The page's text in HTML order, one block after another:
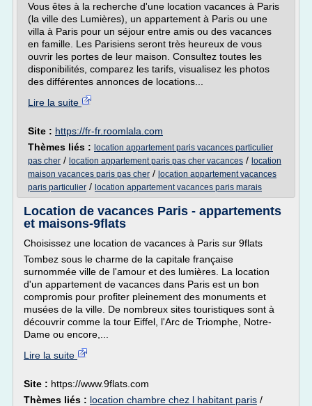
Vous êtes à la recherche d'une location vacances à Paris
(la ville des Lumières), un appartement à Paris ou une
villa à Paris pour un séjour entre amis ou des vacances
en famille. Les Parisiens seront très heureux de vous
ouvrir les portes de leur maison. Consultez toutes les
disponibilités, comparez les tarifs, visualisez les photos
des différentes annonces de locations...
Lire la suite
Site : https://fr-fr.roomlala.com
Thèmes liés : location appartement paris vacances particulier
pas cher / location appartement paris pas cher vacances / location
maison vacances paris pas cher / location appartement vacances
paris particulier / location appartement vacances paris marais
Location de vacances Paris - appartements
et maisons-9flats
Choisissez une location de vacances à Paris sur 9flats
Tombez sous le charme de la capitale française
surnommée ville de l'amour et des lumières. La location
d'un appartement de vacances dans Paris est un bon
compromis pour profiter pleinement des monuments et
musées de la ville. De nombreux sites touristiques sont à
découvrir comme la tour Eiffel, l'Arc de Triomphe, Notre-
Dame ou encore,...
Lire la suite
Site : https://www.9flats.com
Thèmes liés : location chambre chez l habitant paris /